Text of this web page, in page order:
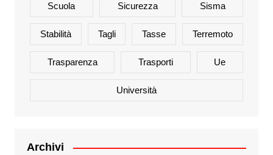
Scuola Sicurezza Sisma
Stabilità Tagli Tasse Terremoto
Trasparenza Trasporti Ue
Università
Archivi